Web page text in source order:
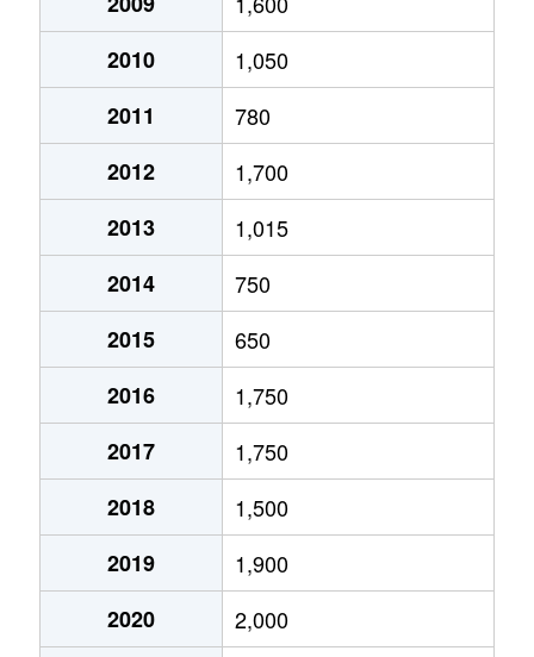
上岡田
1,700万円
上岡田
220万円
上神増
110万円
上神増
390万円
上野部
2,600万円
上野部
41万円
上野部
450万円
上野部
50万円
2,300万円
350万円
260万円
3,700万円
上岡田
490万円
上岡田
2,000万円
上岡田
1,900万円
上神増
900万円
上野部
250万円
上万能
300万円
上万能
10,000万円
上万能
8,700万円
2,200万円
2,200万円
2010
1,050
2011
780
2012
1,700
2013
1,015
2014
750
2015
650
2016
1,750
2017
1,750
2018
1,500
2019
1,900
2020
2,000